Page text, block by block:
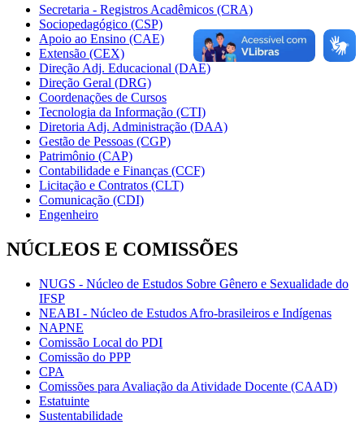
Secretaria - Registros Acadêmicos (CRA)
Sociopedagógico (CSP)
Apoio ao Ensino (CAE)
Extensão (CEX)
Direção Adj. Educacional (DAE)
Direção Geral (DRG)
Coordenações de Cursos
Tecnologia da Informação (CTI)
Diretoria Adj. Administração (DAA)
Gestão de Pessoas (CGP)
Patrimônio (CAP)
Contabilidade e Finanças (CCF)
Licitação e Contratos (CLT)
Comunicação (CDI)
Engenheiro
NÚCLEOS E COMISSÕES
NUGS - Núcleo de Estudos Sobre Gênero e Sexualidade do
IFSP
NEABI - Núcleo de Estudos Afro-brasileiros e Indígenas
NAPNE
Comissão Local do PDI
Comissão do PPP
CPA
Comissões para Avaliação da Atividade Docente (CAAD)
Estatuinte
Sustentabilidade